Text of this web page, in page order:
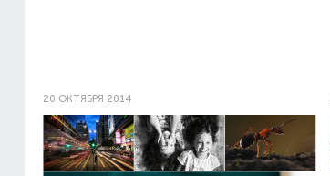
20 ОКТЯБРЯ 2014